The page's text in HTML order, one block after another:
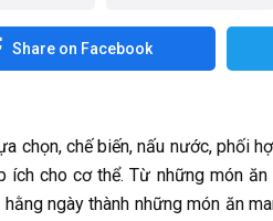
Share on Facebook
chọn, chế biến, nấu nước, phối
ích cho cơ thể. Từ những món
hằng ngày thành những món ăn